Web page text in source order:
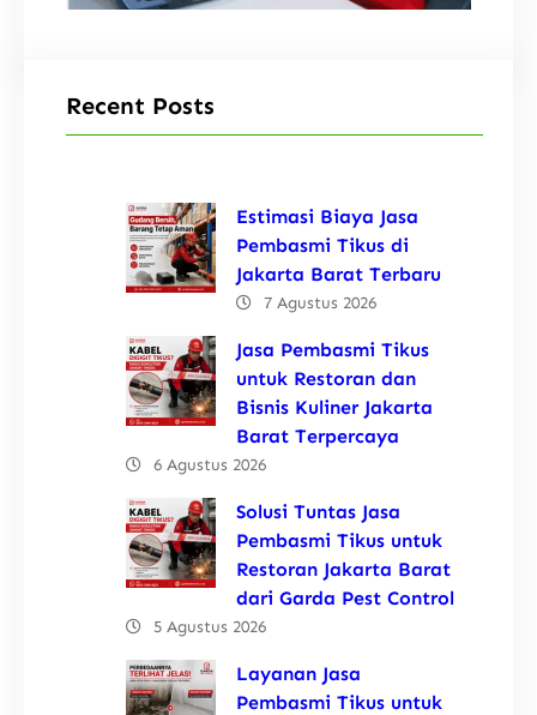
Recent Posts
Estimasi Biaya Jasa
Pembasmi Tikus di
Jakarta Barat Terbaru
7 Agustus 2026
Jasa Pembasmi Tikus
untuk Restoran dan
Bisnis Kuliner Jakarta
Barat Terpercaya
6 Agustus 2026
Solusi Tuntas Jasa
Pembasmi Tikus untuk
Restoran Jakarta Barat
dari Garda Pest Control
5 Agustus 2026
Layanan Jasa
Pembasmi Tikus untuk